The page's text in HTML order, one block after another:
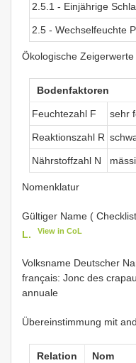
2.5.1 - Einjährige
2.5 - Wechselfeuchte
Ökologische
Bodenfaktoren
Feuchtezahl F sehr
Reaktionszahl R
Nährstoffzahl N
Nomenklatur
Gültiger Name (
L.
View in CoL
Volksname Deutscher
français: Jonc des
annuale
Übereinstimmung mit
Relation Nom